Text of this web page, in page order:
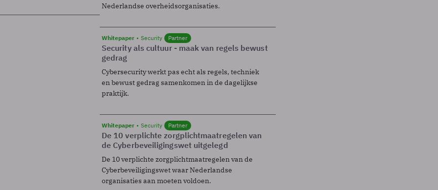
Nederlandse overheidsorganisaties.
Whitepaper Security Partner
Security als cultuur - maak van regels bewust
gedrag
Cybersecurity werkt pas echt als regels, techniek
en bewust gedrag samenkomen in de dagelijkse
praktijk.
Whitepaper Security Partner
De 10 verplichte zorgplichtmaatregelen van
de Cyberbeveiligingswet uitgelegd
De 10 verplichte zorgplichtmaatregelen van de
Cyberbeveiligingswet waar Nederlandse
organisaties aan moeten voldoen.